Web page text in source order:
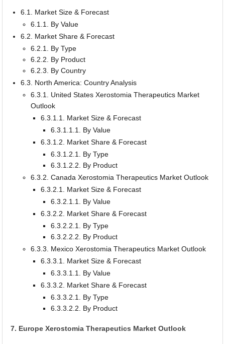
6.1. Market Size & Forecast
6.1.1. By Value
6.2. Market Share & Forecast
6.2.1. By Type
6.2.2. By Product
6.2.3. By Country
6.3. North America: Country Analysis
6.3.1. United States Xerostomia Therapeutics Market
Outlook
6.3.1.1. Market Size & Forecast
6.3.1.1.1. By Value
6.3.1.2. Market Share & Forecast
6.3.1.2.1. By Type
6.3.1.2.2. By Product
6.3.2. Canada Xerostomia Therapeutics Market Outlook
6.3.2.1. Market Size & Forecast
6.3.2.1.1. By Value
6.3.2.2. Market Share & Forecast
6.3.2.2.1. By Type
6.3.2.2.2. By Product
6.3.3. Mexico Xerostomia Therapeutics Market Outlook
6.3.3.1. Market Size & Forecast
6.3.3.1.1. By Value
6.3.3.2. Market Share & Forecast
6.3.3.2.1. By Type
6.3.3.2.2. By Product
7. Europe Xerostomia Therapeutics Market Outlook